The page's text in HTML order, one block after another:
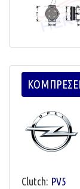
Clutch: PV5